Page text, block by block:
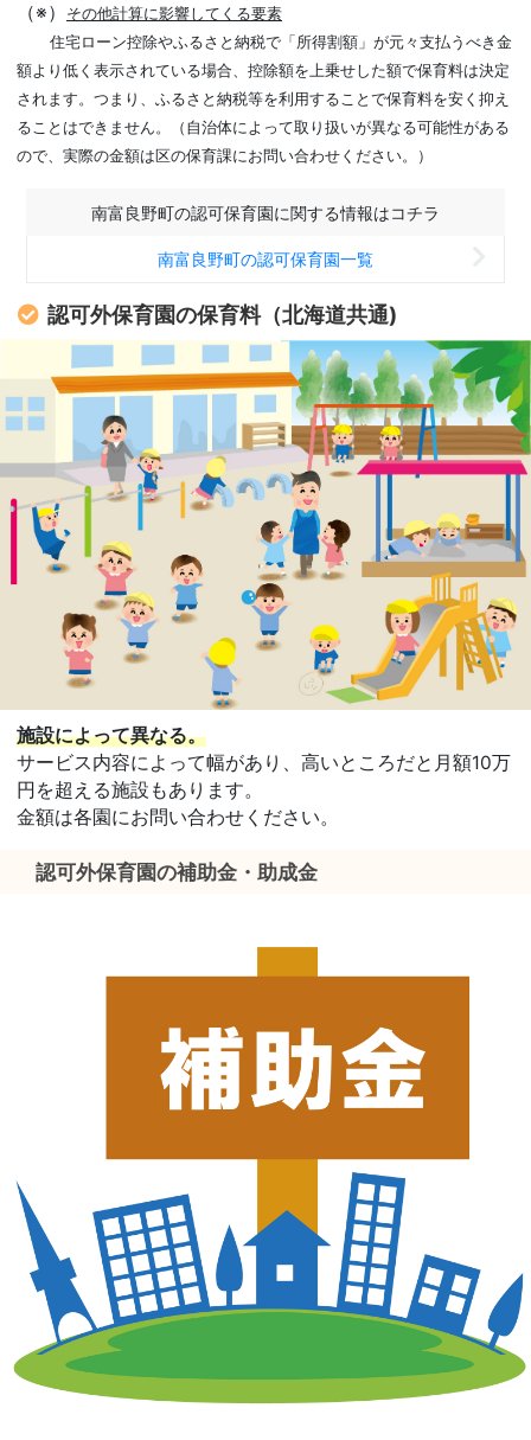
（※）
その他計算に影響してくる要素
住宅ローン控除やふるさと納税で「所得割額」が元々支払うべき金
額より低く表示されている場合、控除額を上乗せした額で保育料は決定
されます。つまり、ふるさと納税等を利用することで保育料を安く抑え
ることはできません。（自治体によって取り扱いが異なる可能性がある
ので、実際の金額は区の保育課にお問い合わせください。）
南富良野町の認可保育園に関する情報はコチラ
南富良野町の認可保育園一覧
認可外保育園の保育料（北海道共通)
施設によって異なる。
サービス内容によって幅があり、高いところだと月額10万
円を超える施設もあります。
金額は各園にお問い合わせください。
認可外保育園の補助金・助成金